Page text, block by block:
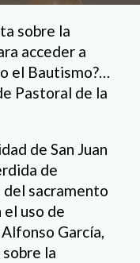
sobre la
acceder a
el Bautismo?…
Pastoral de la
de San Juan
de
sacramento
uso de
García,
la